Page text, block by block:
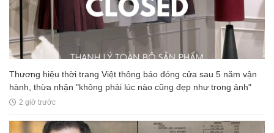
Thương hiệu thời trang Việt thông báo đóng cửa sau 5 năm vận
hành, thừa nhận "không phải lúc nào cũng đẹp như trong ảnh"
2 giờ trước